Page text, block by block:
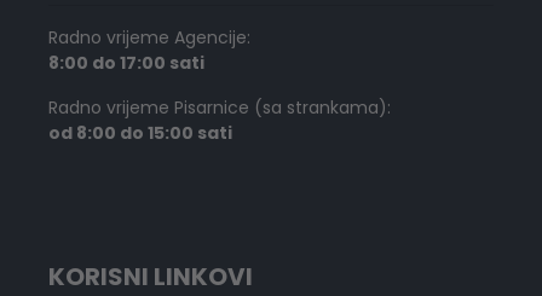
Radno vrijeme Agencije:
8:00 do 17:00 sati
Radno vrijeme Pisarnice (sa strankama):
od 8:00 do 15:00 sati
KORISNI LINKOVI